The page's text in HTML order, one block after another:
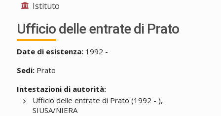
Istituto
Ufficio delle entrate di Prato
Date di esistenza: 1992 -
Sedi: Prato
Intestazioni di autorità:
Ufficio delle entrate di Prato (1992 - ),
SIUSA/NIERA